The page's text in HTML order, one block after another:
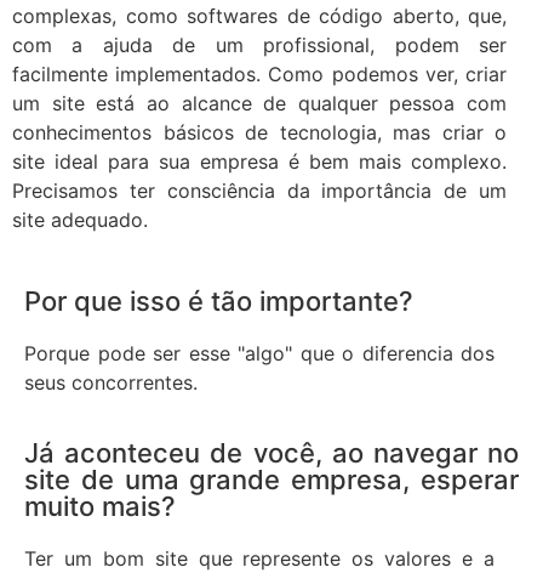
complexas, como softwares de código aberto, que,
com a ajuda de um profissional, podem ser
facilmente implementados. Como podemos ver, criar
um site está ao alcance de qualquer pessoa com
conhecimentos básicos de tecnologia, mas criar o
site ideal para sua empresa é bem mais complexo.
Precisamos ter consciência da importância de um
site adequado.
Por que isso é tão importante?
Porque pode ser esse "algo" que o diferencia dos
seus concorrentes.
Já aconteceu de você, ao navegar no
site de uma grande empresa, esperar
muito mais?
Ter um bom site que represente os valores e a